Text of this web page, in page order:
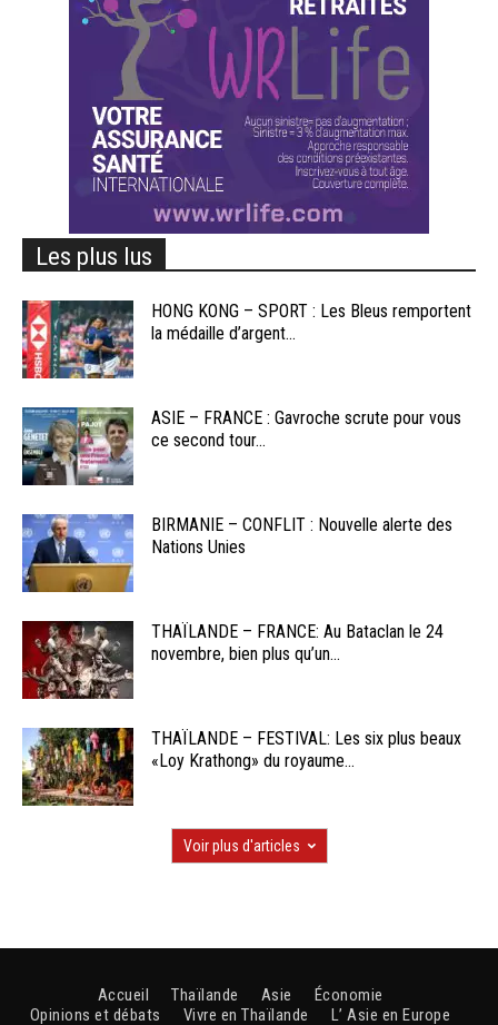
Les plus lus
HONG KONG – SPORT : Les Bleus remportent
la médaille d’argent...
ASIE – FRANCE : Gavroche scrute pour vous
ce second tour...
BIRMANIE – CONFLIT : Nouvelle alerte des
Nations Unies
THAÏLANDE – FRANCE: Au Bataclan le 24
novembre, bien plus qu’un...
THAÏLANDE – FESTIVAL: Les six plus beaux
«Loy Krathong» du royaume...
Voir plus d'articles
Accueil Thaïlande Asie
Économie
Opinions et débats
Vivre en Thaïlande L’ Asie en Europe